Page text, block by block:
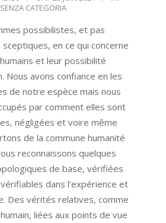
SENZA CATEGORIA
possibilistes, et pas
en ce qui concerne
et leur possibilité
Nous avons confiance en les
de notre espèce mais nous
par comment elles sont
négligées et voire même
de la commune humanité
reconnaissons quelques
de base, vérifiées
dans l’expérience et
Des vérités relatives, comme
liées aux points de vue